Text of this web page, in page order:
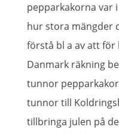
pepparkakorna var
hur stora mängder
förstå bl a av att för
Danmark räkning
tunnor
tunnor till
tillbringa julen på